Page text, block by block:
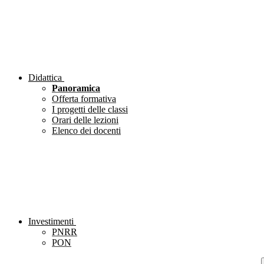
Didattica
Panoramica
Offerta formativa
I progetti delle classi
Orari delle lezioni
Elenco dei docenti
Investimenti
PNRR
PON